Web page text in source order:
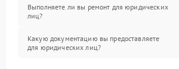
Выполняете ли вы ремонт для юридических
лиц?
Какую документацию вы предоставляете
для юридических лиц?